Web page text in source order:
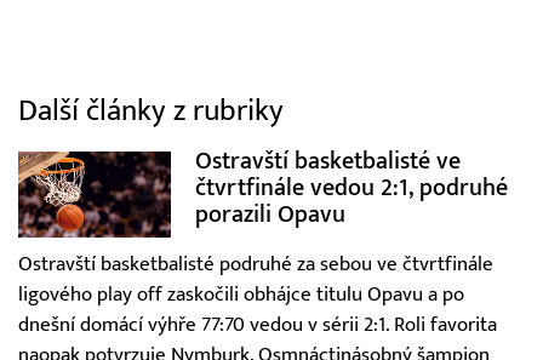
Další články z rubriky
Ostravští basketbalisté ve
čtvrtfinále vedou 2:1, podruhé
porazili Opavu
Ostravští basketbalisté podruhé za sebou ve čtvrtfinále
ligového play off zaskočili obhájce titulu Opavu a po
dnešní domácí výhře 77:70 vedou v sérii 2:1. Roli favorita
naopak potvrzuje Nymburk. Osmnáctinásobný šampion